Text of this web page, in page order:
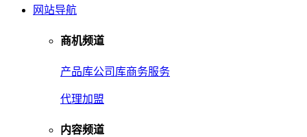
网站导航
商机频道
产品库公司库商务服务
代理加盟
内容频道